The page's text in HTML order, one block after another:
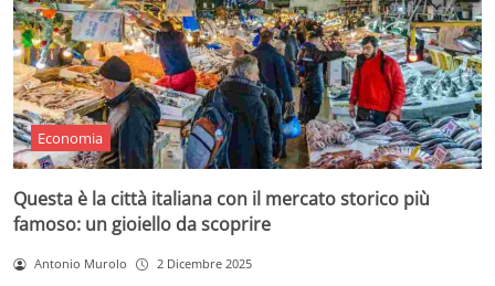
Economia
Questa è la città italiana con il mercato storico più
famoso: un gioiello da scoprire
Antonio Murolo 2 Dicembre 2025